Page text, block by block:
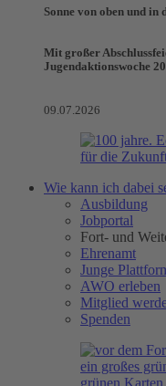
Sonne von oben und in
Mit großer
Jugendaktionswoche
09.07.2026
Wie kann ich dabei
Ausbildung
Jobportal
Fort- und
Ehrenamt
Junge
AWO erleben
Mitglied
Spenden